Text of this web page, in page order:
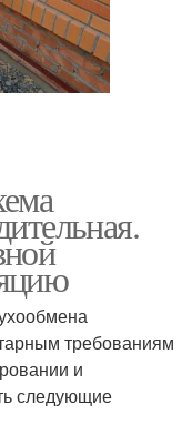
требованиям
и
следующие